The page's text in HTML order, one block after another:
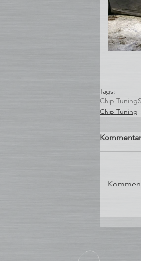
Tags:
Chip Tuning
Chip Tuning